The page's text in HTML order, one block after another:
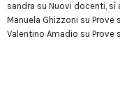
sandra su Nuovi docenti, sì
Manuela Ghizzoni su Prove
Valentino Amadio su Prove